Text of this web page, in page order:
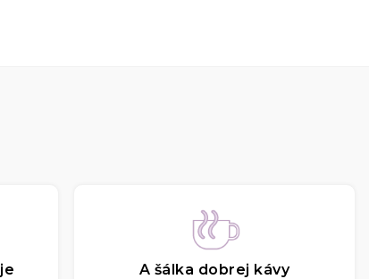
A šálka dobrej kávy